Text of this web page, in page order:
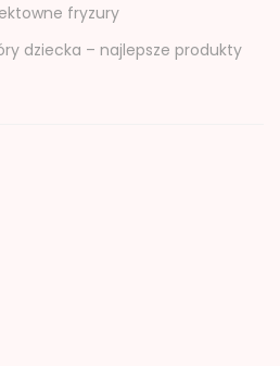
fryzury
dziecka – najlepsze produkty